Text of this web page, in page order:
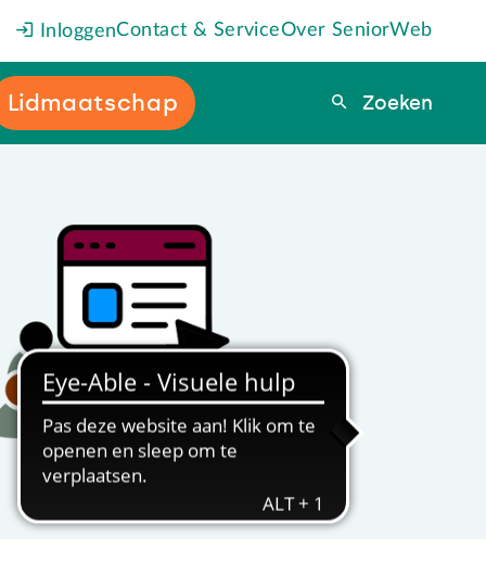
InloggenContact & ServiceOver SeniorWeb
Lidmaatschap Zoeken
Zoeken